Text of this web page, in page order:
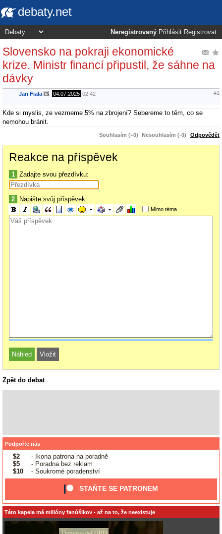
debaty.net
Neregistrovaný Přihlásit Registrovat
Slovensko na pokraji ekonomické
krize. Ministr financí připustil, že sáhne na
dávky
Jan Fiala 04.07.2025 02:42 #1
Kde si myslis, ze vezmeme 5% na zbrojení? Sebereme to těm, co se
nemohou bránit.
Souhlasím (+0) Nesouhlasím (-0) Odpovědět
Reakce na příspěvek
1 Zadajte svou přezdívku:
2 Napište svůj příspěvek:
Mimo téma
Zpět do debat
Podpořte nás
$2
- Ikona patrona na poradně
$5
- Poradna bez reklam
$10
- Soukromé poradenství
STAŇTE SE PATRONEM
Táto kapela má milióny fanúšikov - až na to, že neexistuje